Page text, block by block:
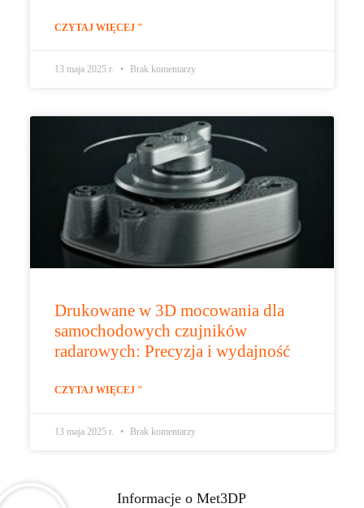
CZYTAJ WIĘCEJ "
13 maja 2025 r. Brak komentarzy
Drukowane w 3D mocowania dla
samochodowych czujników
radarowych: Precyzja i wydajność
CZYTAJ WIĘCEJ "
13 maja 2025 r. Brak komentarzy
Informacje o Met3DP